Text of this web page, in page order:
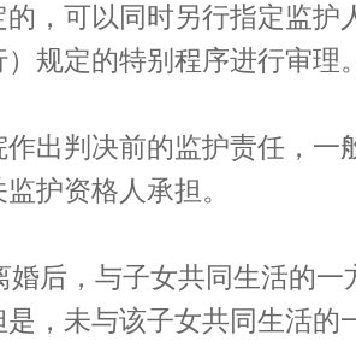
，可以同时另行指定监护
规定的特别程序进行审理
出判决前的监护责任，一
护资格人承担。
婚后，与子女共同生活的
是，未与该子女共同生活的